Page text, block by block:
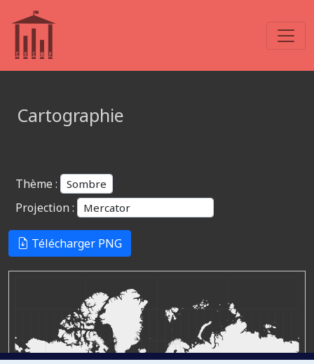
Cartographie
Thème :
Projection :
Télécharger PNG